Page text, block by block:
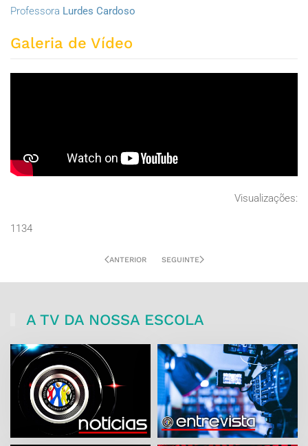
Professora Lurdes Cardoso
Galeria de Vídeo
Visualizações:
1134
ANTERIOR SEGUINTE
A TV DA NOSSA ESCOLA